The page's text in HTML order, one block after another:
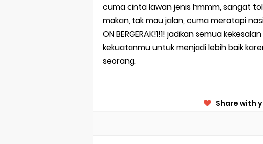
cuma cinta lawan jenis hmmm, sangat
makan, tak mau jalan, cuma meratapi
ON BERGERAK!1!1! jadikan semua
kekuatanmu untuk menjadi lebih baik
seorang.
Share with